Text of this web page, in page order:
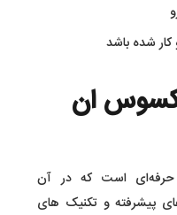
شده باشد
ان
حرفه‌ای است که در آن
پیشرفته و تکنیک های